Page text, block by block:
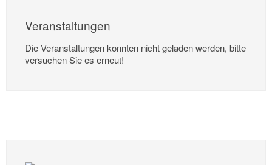
Veranstaltungen
Die Veranstaltungen konnten nicht geladen werden, bitte
versuchen Sie es erneut!